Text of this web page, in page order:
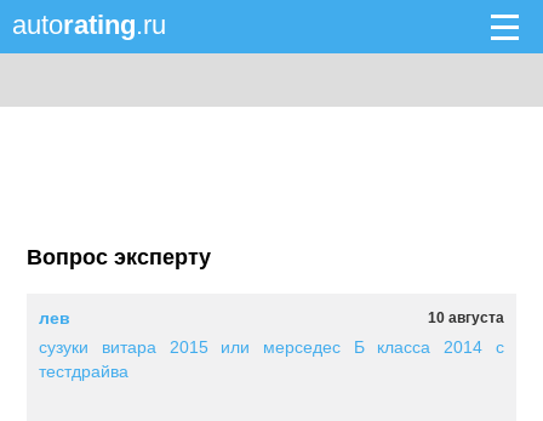
autorating.ru
Вопрос эксперту
10 августа
лев
сузуки витара 2015 или мерседес Б класса 2014 с
тестдрайва